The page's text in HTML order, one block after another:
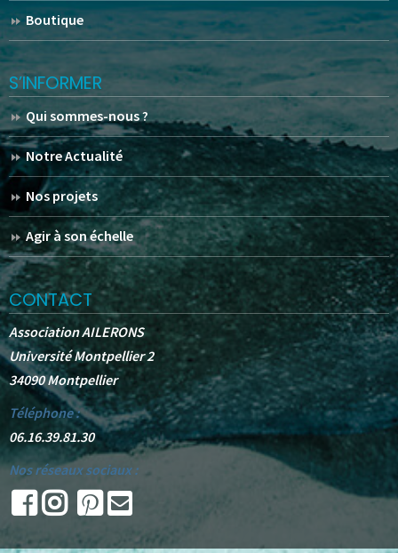
Boutique
S’INFORMER
Qui sommes-nous ?
Notre Actualité
Nos projets
Agir à son échelle
CONTACT
Association AILERONS
Université Montpellier 2
34090 Montpellier
Téléphone :
06.16.39.81.30
Nos réseaux sociaux :